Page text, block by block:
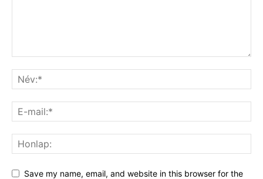
Save my name, email, and website in this browser for the